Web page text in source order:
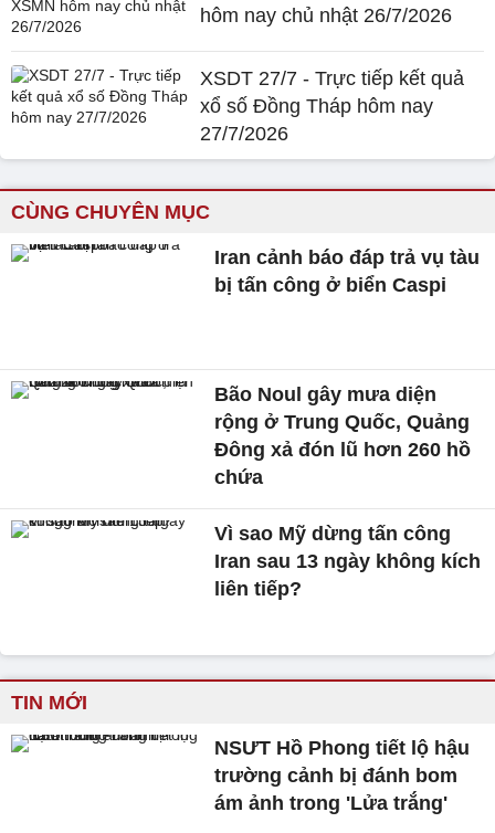
hôm nay chủ nhật 26/7/2026
XSDT 27/7 - Trực tiếp kết quả
xổ số Đồng Tháp hôm nay
27/7/2026
CÙNG CHUYÊN MỤC
Iran cảnh báo đáp trả vụ tàu
bị tấn công ở biển Caspi
Bão Noul gây mưa diện
rộng ở Trung Quốc, Quảng
Đông xả đón lũ hơn 260 hồ
chứa
Vì sao Mỹ dừng tấn công
Iran sau 13 ngày không kích
liên tiếp?
TIN MỚI
NSƯT Hồ Phong tiết lộ hậu
trường cảnh bị đánh bom
ám ảnh trong 'Lửa trắng'